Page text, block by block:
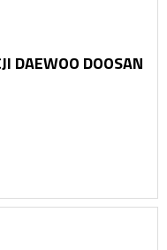
DAEWOO DOOSAN